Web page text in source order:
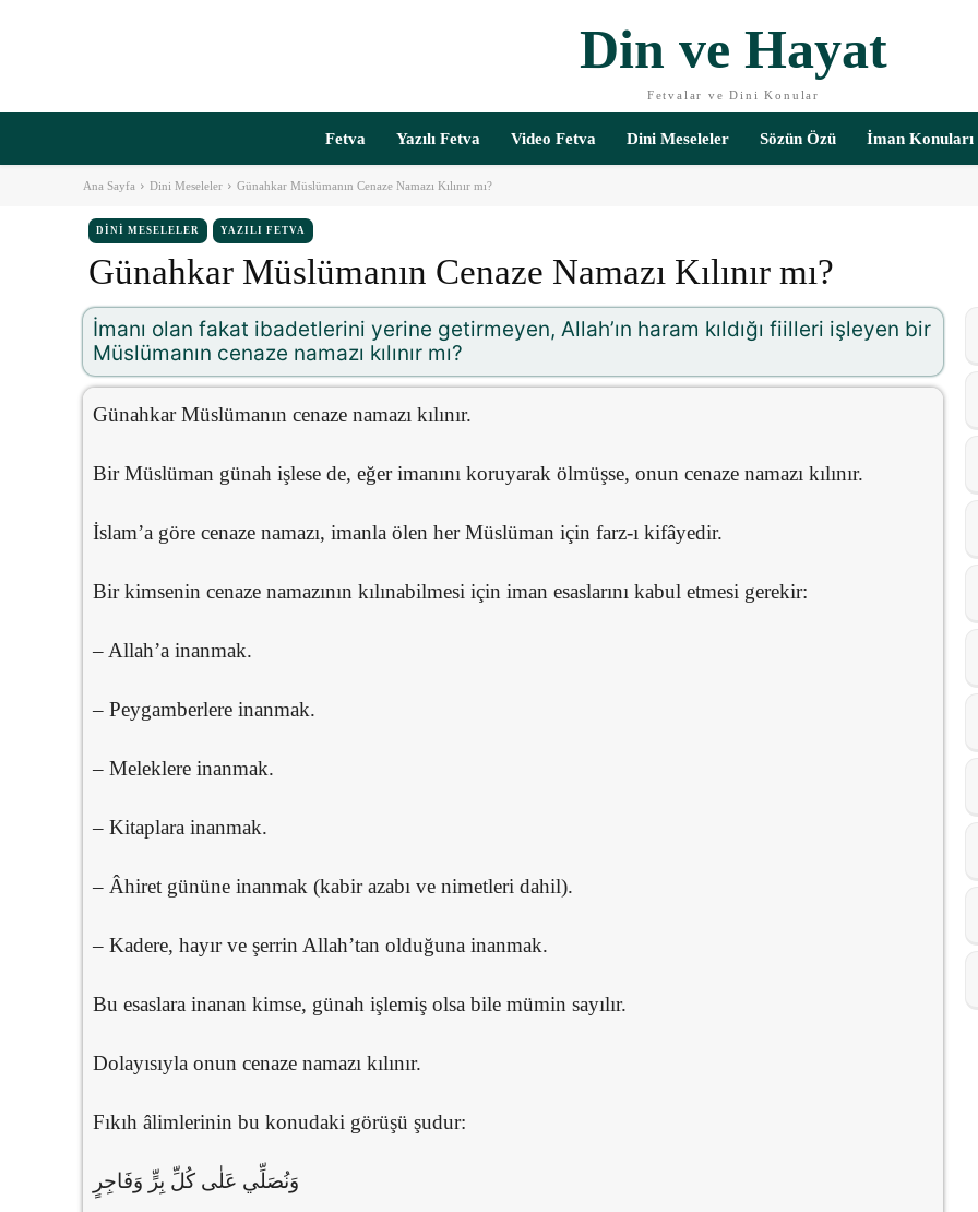
Din ve Hayat
Fetvalar ve Dini Konular
Fetva Yazılı Fetva Video Fetva Dini Meseleler Sözün Özü İman Konuları
Ana Sayfa Dini Meseleler Günahkar Müslümanın Cenaze Namazı Kılınır mı?
DINI MESELELER YAZILI FETVA
Günahkar Müslümanın Cenaze Namazı Kılınır mı?
İmanı olan fakat ibadetlerini yerine getirmeyen, Allah’ın haram kıldığı fiilleri işleyen bir
Müslümanın cenaze namazı kılınır mı?
Günahkar Müslümanın cenaze namazı kılınır.
Bir Müslüman günah işlese de, eğer imanını koruyarak ölmüşse, onun cenaze namazı kılınır.
İslam’a göre cenaze namazı, imanla ölen her Müslüman için farz-ı kifâyedir.
Bir kimsenin cenaze namazının kılınabilmesi için iman esaslarını kabul etmesi gerekir:
– Allah’a inanmak.
– Peygamberlere inanmak.
– Meleklere inanmak.
– Kitaplara inanmak.
– Âhiret gününe inanmak (kabir azabı ve nimetleri dahil).
– Kadere, hayır ve şerrin Allah’tan olduğuna inanmak.
Bu esaslara inanan kimse, günah işlemiş olsa bile mümin sayılır.
Dolayısıyla onun cenaze namazı kılınır.
Fıkıh âlimlerinin bu konudaki görüşü şudur:
وَنُصَلِّي عَلٰى كُلِّ بِرٍّ وَفَاجِرٍ